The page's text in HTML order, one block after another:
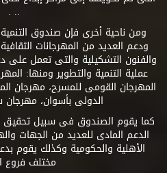
.. .
ومن ناحية أخرى فإن صندوق
ودعم العديد من المهرجانات
والفنون التشكيلية والتى تعمل
عملية التنمية والتطوير ومنها:
المهرجان القومى للمسرح، مهرجان
الدولى بأسوان، مهرجان
كما يقوم الصندوق فى سبيل تحقيق
الدعم المادى للعديد من الجهات
الأهلية والحكومية وكذلك يقوم
مختلف فروع